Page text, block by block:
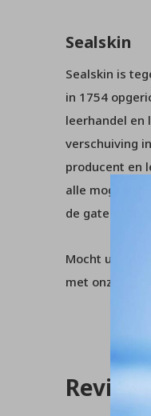
Sealskin
Sealskin is
in 1754
leerhandel en
verschuiving
producent en
alle
de gaten
Mocht u
met onze
Reviews